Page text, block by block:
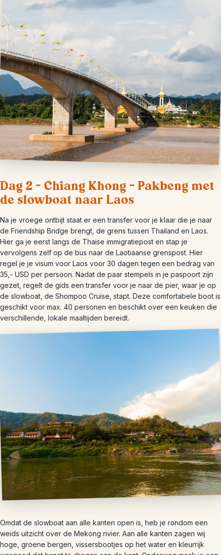
Dag 2 – Chiang Khong – Pakbeng met
de slowboat naar Laos
Na je vroege ontbijt staat er een transfer voor je klaar die je naar
de Friendship Bridge brengt, de grens tussen Thailand en Laos.
Hier ga je eerst langs de Thaise immigratiepost en stap je
vervolgens zelf op de bus naar de Laotiaanse grenspost. Hier
regel je je visum voor Laos voor 30 dagen tegen een bedrag van
35,- USD per persoon. Nadat de paar stempels in je paspoort zijn
gezet, regelt de gids een transfer voor je naar de pier, waar je op
de slowboat, de Shompoo Cruise, stapt. Deze comfortabele boot is
geschikt voor max. 40 personen en beschikt over een keuken die
verschillende, lokale maaltijden bereidt.
Omdat de slowboat aan alle kanten open is, heb je rondom een
weids uitzicht over de Mekong rivier. Aan alle kanten zagen wij
hoge, groene bergen, vissersbootjes op het water en kleurrijk